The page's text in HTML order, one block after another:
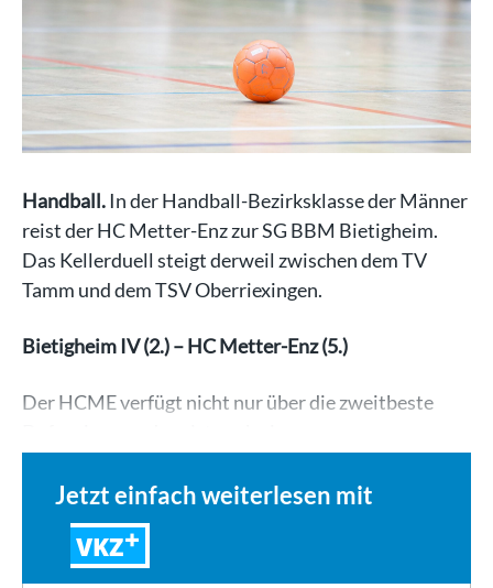
Handball.In der Handball-Bezirksklasse der Männer
reist der HC Metter-Enz zur SG BBM Bietigheim.
Das Kellerduell steigt derweil zwischen dem TV
Tamm und dem TSV Oberriexingen.
Bietigheim IV (2.) – HC Metter-Enz (5.)
Der HCME verfügt nicht nur über die zweitbeste
Jetzt einfach weiterlesen mit
VKZ